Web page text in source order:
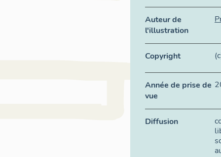
Auteur de
l'illustration
Copyright
Année de prise de
vue
Diffusion